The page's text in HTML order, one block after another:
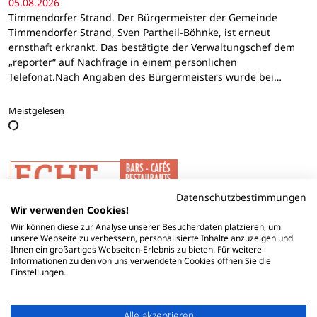
Timmendorfer Strand. Der Bürgermeister der Gemeinde
Timmendorfer Strand, Sven Partheil-Böhnke, ist erneut
ernsthaft erkrankt. Das bestätigte der Verwaltungschef dem
„reporter“ auf Nachfrage in einem persönlichen
Telefonat.Nach Angaben des Bürgermeisters wurde bei…
Meistgelesen
Datenschutzbestimmungen
Wir verwenden Cookies!
Wir können diese zur Analyse unserer Besucherdaten platzieren, um
unsere Webseite zu verbessern, personalisierte Inhalte anzuzeigen und
Ihnen ein großartiges Webseiten-Erlebnis zu bieten. Für weitere
Informationen zu den von uns verwendeten Cookies öffnen Sie die
Einstellungen.